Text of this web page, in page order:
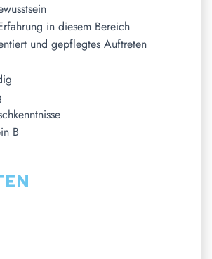
in diesem Bereich
und gepflegtes Auftreten
B